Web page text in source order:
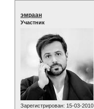
эмраан
Участник
Зарегистрирован: 15-03-2010